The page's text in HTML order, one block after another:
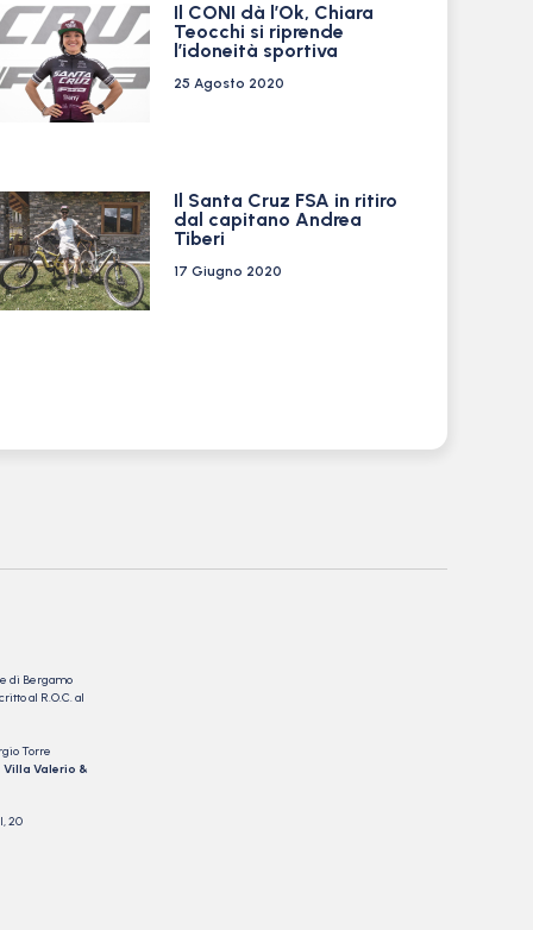
Il CONI dà l’Ok, Chiara
Teocchi si riprende
l’idoneità sportiva
25 Agosto 2020
Il Santa Cruz FSA in ritiro
dal capitano Andrea
Tiberi
17 Giugno 2020
di Bergamo
al R.O.C. al
Torre
Villa Valerio &
20